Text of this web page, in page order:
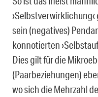
sein (negatives)
konnotierten
Dies gilt für die
(Paarbeziehungen)
wo sich die Mehrzahl